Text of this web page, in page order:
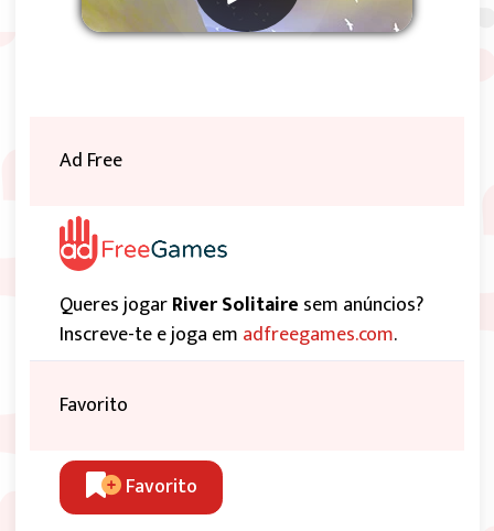
Ad Free
Queres jogarRiver Solitaire sem anúncios?
Inscreve-te e joga em adfreegames.com.
Favorito
Favorito